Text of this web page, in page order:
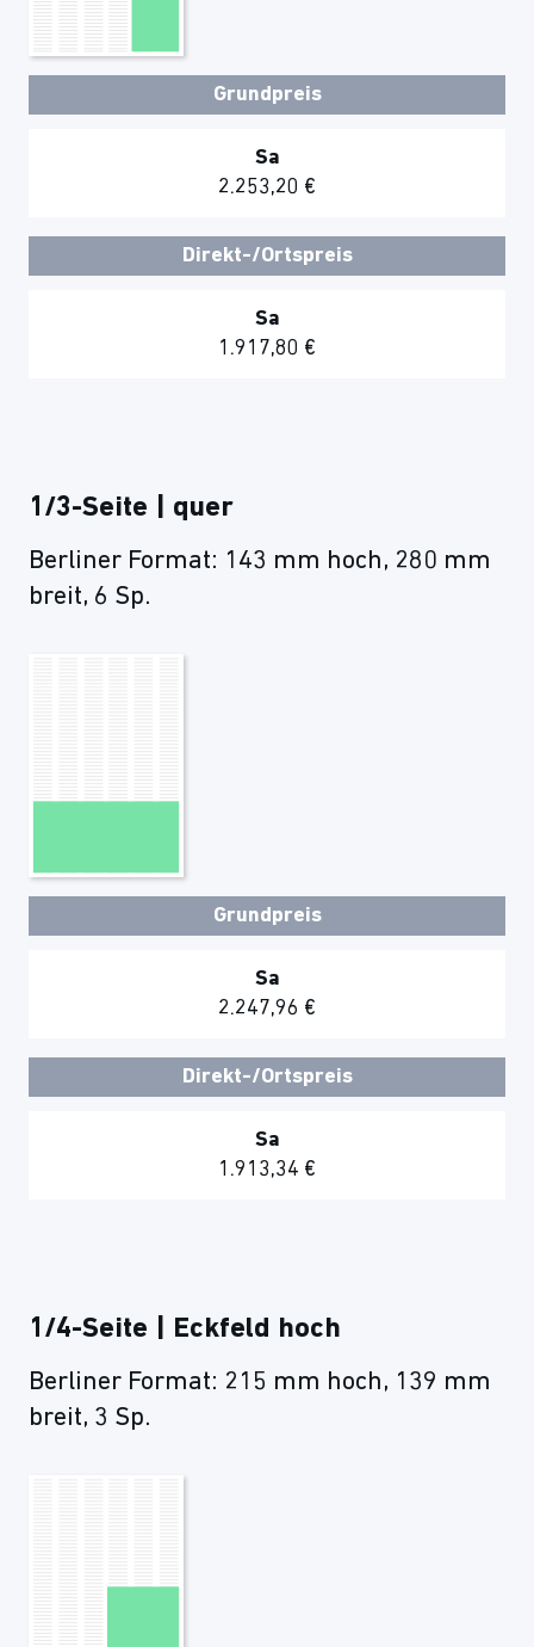
Grundpreis
Sa
2.253,20 €
Direkt-/Ortspreis
Sa
1.917,80 €
1/3-Seite | quer
Berliner Format: 143 mm hoch, 280 mm
breit, 6 Sp.
Grundpreis
Sa
2.247,96 €
Direkt-/Ortspreis
Sa
1.913,34 €
1/4-Seite | Eckfeld hoch
Berliner Format: 215 mm hoch, 139 mm
breit, 3 Sp.